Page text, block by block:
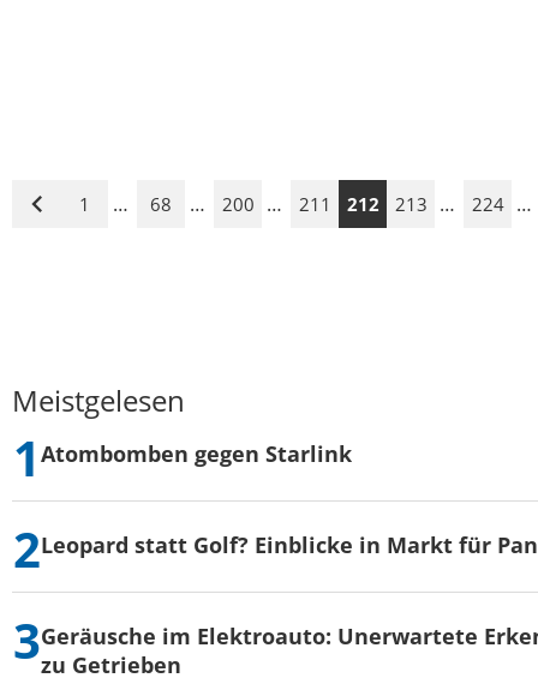
Vorige
1 … 68 … 200 … 211 212 213 … 224 …
Meistgelesen
Atombomben gegen Starlink
Leopard statt Golf? Einblicke in Markt für
Geräusche im Elektroauto: Unerwartete
zu Getrieben